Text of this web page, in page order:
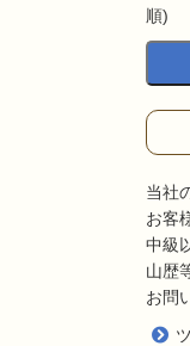
順)
当社
お客
中級
山歴
お問